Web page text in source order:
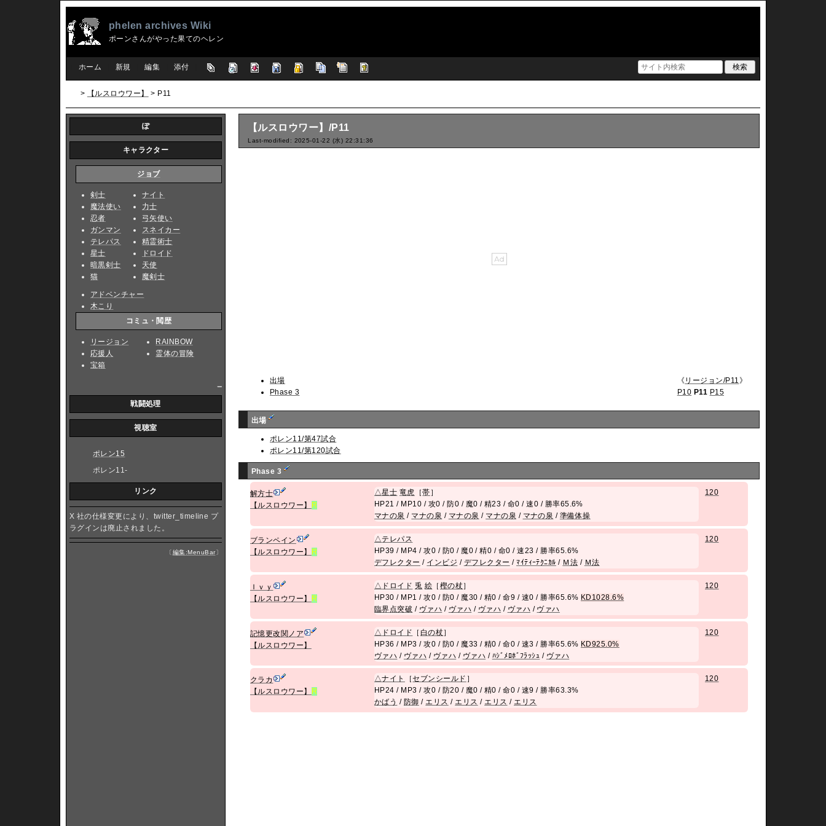
phelen archives Wiki
ポーンさんがやった果てのヘレン
ホーム 新規 編集 添付
> 【ルスロウワー】 > P11
【ルスロウワー】/P11
Last-modified: 2025-01-22 (水) 22:31:36
出場
Phase 3
《リージョン/P11 》
P10 P11 P15
出場
ポレン11/第47試合
ポレン11/第120試合
Phase 3
解方士
【ルスロウワー】
R
△星士 竜虎 ［帯 ］
HP21 / MP10 / 攻0 / 防0 / 魔0 / 精23 / 命0 / 速0 / 勝率65.6%
マナの泉 / マナの泉 / マナの泉 / マナの泉 / マナの泉 / 準備体操
120
ブランペイン
【ルスロウワー】
R
△テレパス
HP39 / MP4 / 攻0 / 防0 / 魔0 / 精0 / 命0 / 速23 / 勝率65.6%
デフレクター / インビジ / デフレクター /ﾏｲﾃｨｰﾃｸﾆｶﾙ / Ｍ法 / Ｍ法
120
Ｉｖｙ
【ルスロウワー】 R
△ ドロイド 兎 絵 ［ 樫の杖］
HP30 / MP1 / 攻0 / 防0 / 魔30 / 精0 / 命9 / 速0 / 勝率65.6% KD1028.6%
臨界点突破 / ヴァハ / ヴァハ / ヴァハ / ヴァハ / ヴァハ
120
記憶更改関ノア
【ルスロウワー】
△ ドロイド ［ 白の杖］
HP36 / MP3 / 攻0 / 防0 / 魔33 / 精0 / 命0 / 速3 / 勝率65.6% KD925.0%
ヴァハ / ヴァハ / ヴァハ / ヴァハ / ﾊｼﾞﾒﾛﾎﾞﾌﾗｯｼｭ / ヴァハ
120
クラカ
【ルスロウワー】
R
△ナイト ［セブンシールド ］
HP24 / MP3 / 攻0 / 防20 / 魔0 / 精0 / 命0 / 速9 / 勝率63.3%
かばう / 防御 /エリス /エリス /エリス /エリス
120
ぽ
キャラクター
ジョブ
剣士
魔法使い
忍者
ガンマン
テレパス
星士
暗黒剣士
猫
ナイト
力士
弓矢使い
スネイカー
精霊術士
ドロイド
天使
魔剣士
アドベンチャー
木こり
コミュ・閲歴
リージョン
応援人
宝箱
RAINBOW
霊体の冒険
戦闘処理
視聴室
ポレン15
ポレン11-
リンク
X 社の仕様変更により、twitter_timeline プ
ラグインは廃止されました。
〔編集:MenuBar〕